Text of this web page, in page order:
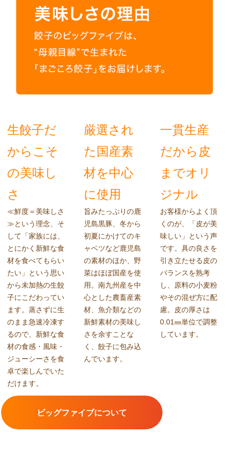
生餃子だ
からこそ
の美味し
さ
≪鮮度＝美味しさ
≫という理念、そ
して「家族には、
とにかく新鮮な食
材を食べてもらい
たい」という思い
から未加熱の生餃
子にこだわってい
ます。蒸さずに生
のまま急速冷凍す
るので、新鮮な食
材の食感・風味・
ジューシーさを食
卓で楽しんでいた
だけます。
厳選され
た国産素
材を中心
に使用
旨みたっぷりの鹿
児島黒豚、冬から
初夏にかけてのキ
ャベツなど鹿児島
の素材のほか、野
菜はほぼ国産を使
用。南九州産を中
心とした農畜産素
材、魚介類などの
新鮮素材の美味し
さを余すことな
く、餃子に包み込
んでいます。
一貫生産
だから皮
までオリ
ジナル
お客様からよく頂
くのが、「皮が美
味しい」という声
です。具の良さを
引き立たせる皮の
バランスを熟考
し、原料の小麦粉
やその混ぜ方に配
慮。皮の厚さは
0.01㎜単位で調整
しています。
ビッグファイブについて